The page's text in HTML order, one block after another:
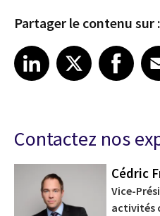
Partager le contenu sur :
Share article on LinkedIn
LinkedIn
Share article on XShare article onFacebook
Contactez nos
Cédric
Vice-
activités